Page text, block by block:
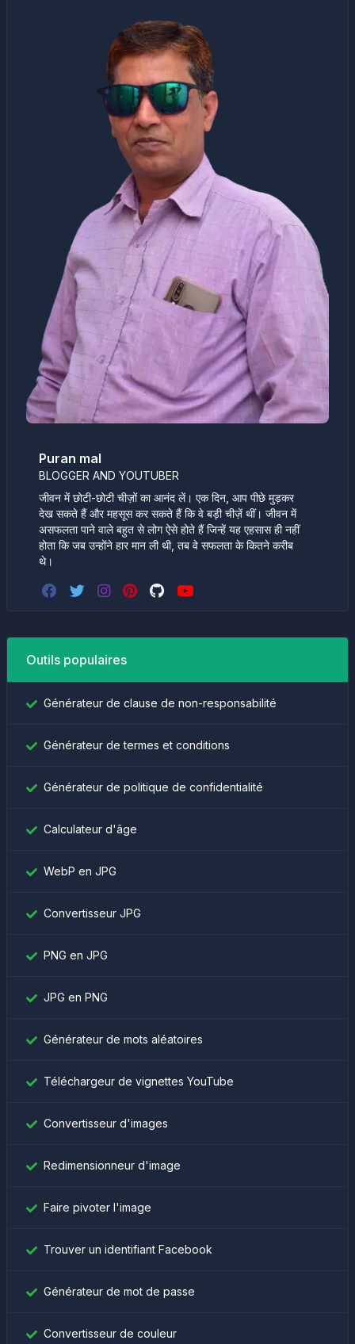
Puran mal
BLOGGER AND YOUTUBER
जीवन में छोटी-छोटी चीज़ों का आनंद लें। एक दिन, आप पीछे मुड़कर
देख सकते हैं और महसूस कर सकते हैं कि वे बड़ी चीज़ें थीं। जीवन में
असफलता पाने वाले बहुत से लोग ऐसे होते हैं जिन्हें यह एहसास ही नहीं
होता कि जब उन्होंने हार मान ली थी, तब वे सफलता के कितने करीब
थे।
Outils populaires
Générateur de clause de non-responsabilité
Générateur de termes et conditions
Générateur de politique de confidentialité
Calculateur d'âge
WebP en JPG
Convertisseur JPG
PNG en JPG
JPG en PNG
Générateur de mots aléatoires
Téléchargeur de vignettes YouTube
Convertisseur d'images
Redimensionneur d'image
Faire pivoter l'image
Trouver un identifiant Facebook
Générateur de mot de passe
Convertisseur de couleur